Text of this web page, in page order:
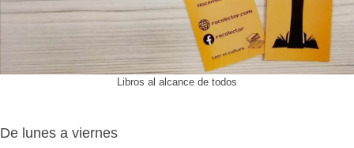
Libros al alcance de todos
De lunes a viernes